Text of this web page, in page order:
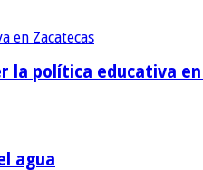
la política educativa
agua